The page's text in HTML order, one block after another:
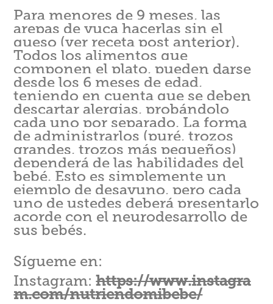
Para menores de 9 meses, las
arepas de yuca hacerlas sin el
queso (ver receta post anterior).
Todos los alimentos que
componen el plato, pueden darse
desde los 6 meses de edad,
teniendo en cuenta que se deben
descartar alergias, probándolo
cada uno por separado. La forma
de administrarlos (puré, trozos
grandes, trozos más pequeños)
dependerá de las habilidades del
bebé. Esto es simplemente un
ejemplo de desayuno, pero cada
uno de ustedes deberá presentarlo
acorde con el neurodesarrollo de
sus bebés.
Sígueme en:
Instagram:https://www.instagra
m.com/nutriendomibebe/